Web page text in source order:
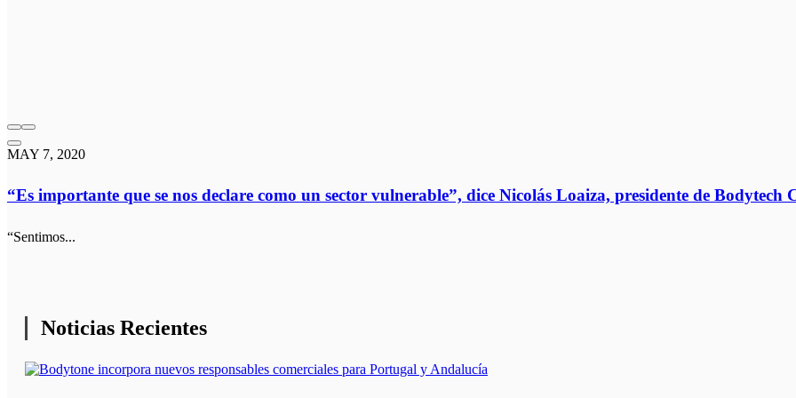
MAY 7, 2020
“Es importante que se nos declare como un sector vulnerable”, dice Nicolás Loaiza, presidente de Bodytech
“Sentimos...
Noticias Recientes